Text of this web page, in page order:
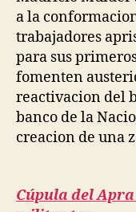
a la
trabajadores
para sus
fomenten
reactivacion del
banco de la
creacion de una
Cúpula del